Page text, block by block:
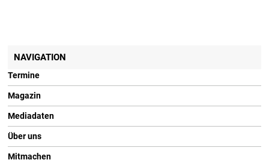
NAVIGATION
Termine
Magazin
Mediadaten
Über uns
Mitmachen